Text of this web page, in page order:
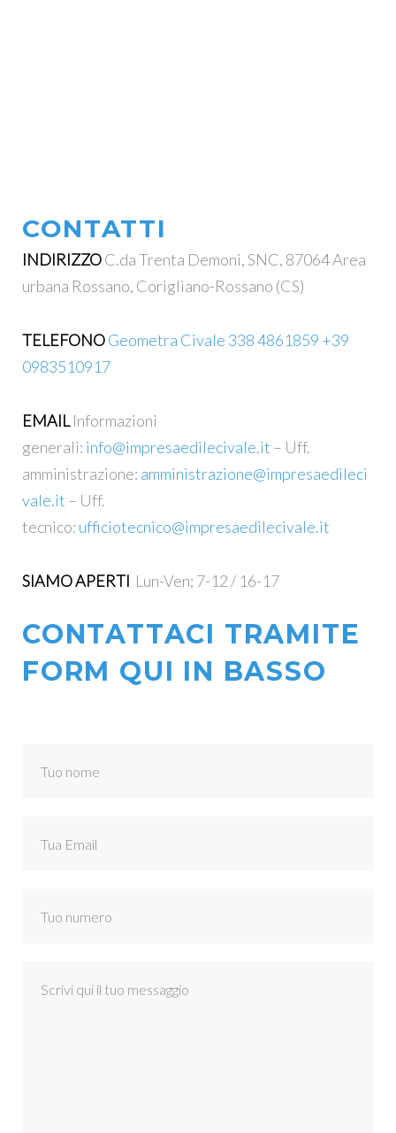
CONTATTI
INDIRIZZOC.da Trenta Demoni, SNC, 87064 Area
urbana Rossano, Corigliano-Rossano (CS)
TELEFONOGeometra Civale 338 4861859 +39
0983510917
EMAILInformazioni
generali: info@impresaedilecivale.it – Uff.
amministrazione: amministrazione@impresaedileci
vale.it – Uff.
tecnico: ufficiotecnico@impresaedilecivale.it
SIAMO APERTI Lun-Ven; 7-12 / 16-17
CONTATTACI TRAMITE
FORM QUI IN BASSO